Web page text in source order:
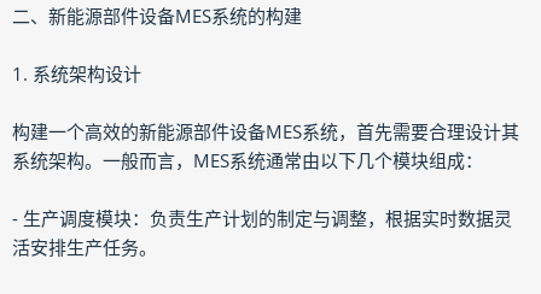
二、新能源部件设备MES系统的构建
1. 系统架构设计
构建一个高效的新能源部件设备MES系统，首先需要合理设计其
系统架构。一般而言，MES系统通常由以下几个模块组成：
- 生产调度模块：负责生产计划的制定与调整，根据实时数据灵
活安排生产任务。